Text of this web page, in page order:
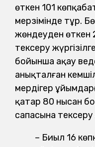
өткен 101
мерзімінде тұр.
жөндеуден өткен
тексеру
бойынша ақау
анықталған
мердігер
қатар 80 нысан
сапасына тексеру
– Биыл 16